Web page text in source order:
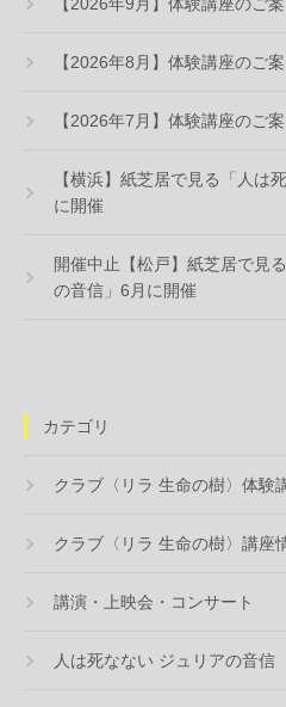
【2026年8月】体験講座のご
【2026年7月】体験講座のご
【横浜】紙芝居で見る「人は
に開催
開催中止【松戸】紙芝居で見
の音信」6月に開催
カテゴリ
クラブ〈リラ 生命の樹〉体験
クラブ〈リラ 生命の樹〉講座
講演・上映会・コンサート
人は死なない ジュリアの音信